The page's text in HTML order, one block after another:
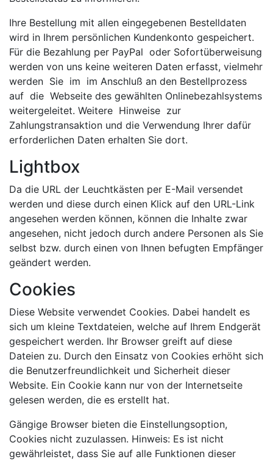
Ihre Bestellung mit allen eingegebenen Bestelldaten
wird in Ihrem persönlichen Kundenkonto gespeichert.
Für die Bezahlung per PayPal oder Sofortüberweisung
werden von uns keine weiteren Daten erfasst, vielmehr
werden Sie im im Anschluß an den Bestellprozess
auf die Webseite des gewählten Onlinebezahlsystems
weitergeleitet. Weitere Hinweise zur
Zahlungstransaktion und die Verwendung Ihrer dafür
erforderlichen Daten erhalten Sie dort.
Lightbox
Da die URL der Leuchtkästen per E-Mail versendet
werden und diese durch einen Klick auf den URL-Link
angesehen werden können, können die Inhalte zwar
angesehen, nicht jedoch durch andere Personen als Sie
selbst bzw. durch einen von Ihnen befugten Empfänger
geändert werden.
Cookies
Diese Website verwendet Cookies. Dabei handelt es
sich um kleine Textdateien, welche auf Ihrem Endgerät
gespeichert werden. Ihr Browser greift auf diese
Dateien zu. Durch den Einsatz von Cookies erhöht sich
die Benutzerfreundlichkeit und Sicherheit dieser
Website. Ein Cookie kann nur von der Internetseite
gelesen werden, die es erstellt hat.
Gängige Browser bieten die Einstellungsoption,
Cookies nicht zuzulassen. Hinweis: Es ist nicht
gewährleistet, dass Sie auf alle Funktionen dieser